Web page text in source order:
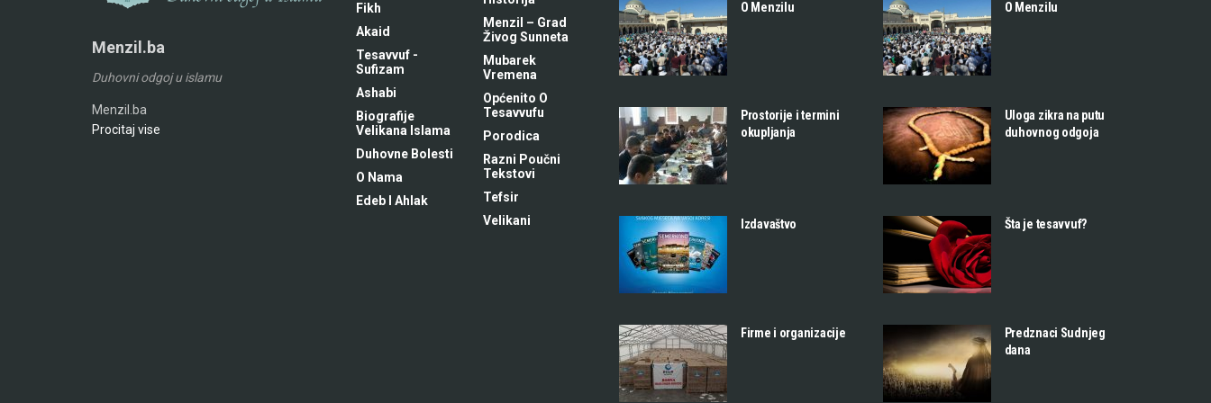
Menzil.ba
Duhovni odgoj u islamu
Menzil.ba
Procitaj vise
Fikh
Akaid
Tesavvuf -
Sufizam
Ashabi
Biografije
Velikana Islama
Duhovne Bolesti
O Nama
Edeb I Ahlak
Menzil – Grad
Živog Sunneta
Mubarek
Vremena
Općenito O
Tesavvufu
Porodica
Razni Poučni
Tekstovi
Tefsir
Velikani
O Menzilu
Prostorije i termini
okupljanja
Izdavaštvo
Firme i organizacije
O Menzilu
Uloga zikra na putu
duhovnog odgoja
Šta je tesavvuf?
Predznaci Sudnjeg
dana